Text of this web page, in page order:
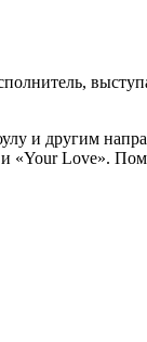
и другим
и «Your Love».